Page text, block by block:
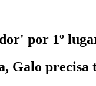
por 1º
Galo